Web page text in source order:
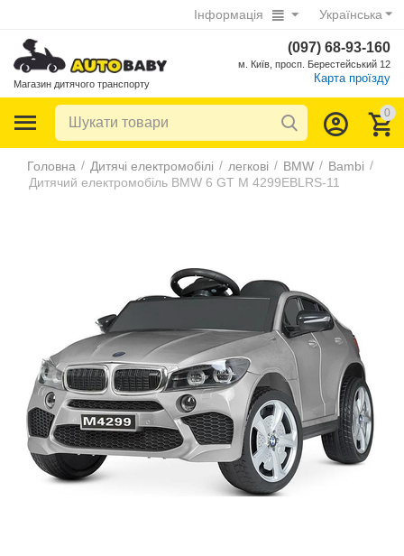
Українська
Інформація
Магазин дитячого транспорту
(097) 68-93-160
м. Київ, просп. Берестейський 12
Карта проїзду
0
Головна / Дитячі електромобілі / легкові / BMW / Bambi /
Дитячий електромобіль BMW 6 GT M 4299EBLRS-11